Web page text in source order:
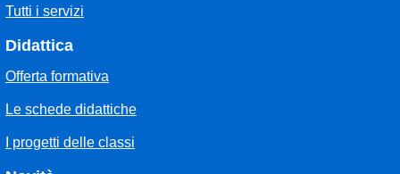
Tutti i servizi
Didattica
Offerta formativa
Le schede didattiche
I progetti delle classi